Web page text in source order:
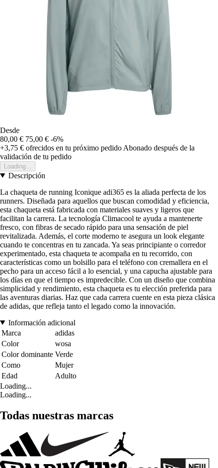
Desde
80,00 € 75,00 € -6%
+3,75 € ofrecidos en tu próximo pedido Abonado después de la
validación de tu pedido
Loading...
Descripción
La chaqueta de running Iconique adi365 es la aliada perfecta de los
runners. Diseñada para aquellos que buscan comodidad y eficiencia,
esta chaqueta está fabricada con materiales suaves y ligeros que
facilitan la carrera. La tecnología Climacool te ayuda a mantenerte
fresco, con fibras de secado rápido para una sensación de piel
revitalizada. Además, el corte moderno te asegura un look elegante
cuando te concentras en tu zancada. Ya seas principiante o corredor
experimentado, esta chaqueta te acompaña en tu recorrido, con
características como un bolsillo para el teléfono con cremallera en el
pecho para un acceso fácil a lo esencial, y una capucha ajustable para
los días en que el tiempo es impredecible. Con un diseño que combina
simplicidad y rendimiento, esta chaqueta es tu elección preferida para
las aventuras diarias. Haz que cada carrera cuente en esta pieza clásica
de adidas, que refleja tanto el legado como la innovación.
Información adicional
Marca
adidas
Color
wosa
Color dominante Verde
Como
Mujer
Edad
Adulto
Loading...
Loading...
Todas nuestras marcas